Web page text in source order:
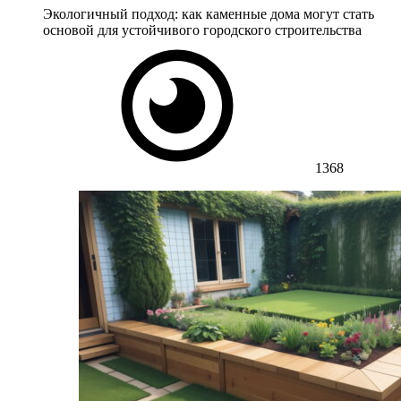
Экологичный подход: как каменные дома могут стать
основой для устойчивого городского строительства
1368